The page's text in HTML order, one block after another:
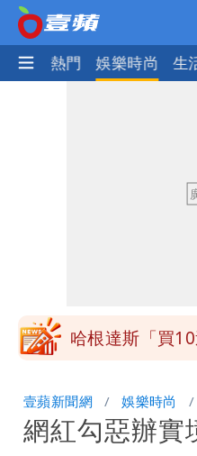
焦點 熱門 娛樂時尚 生
疑「破百間日
安說了
哈根達斯「買
入！杰威爾發聲
比政府還有愛！
壹蘋新聞網 娛樂時尚
網紅勾惡辦